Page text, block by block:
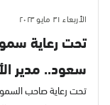
الأربعاء ٣١ مايو ٢٠٢٣
تحت رعاية سمو
سعود.. مدير
من خدمات
تحت رعاية صاحب السمو